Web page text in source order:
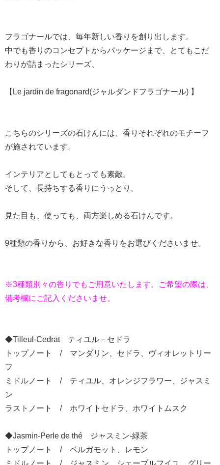
フラゴナールでは、毎年新しい香りを創り出します。
中でも香りのコンセプトからパッケージまで、とてもこだ
わりが詰まったシリーズ、
【Le jardin de fragonard(ジャルダンドフラゴナール) 】
こちらのシリーズの石けんには、香りそれぞれのモチーフ
が施されています。
インテリアとしてもとっても素敵。
そして、長持ちする香りにうっとり。
見た目も、使っても、両方楽しめる石けんです。
9種類の香りから、お好きな香りをお選びくださいませ。
※3種類別々の香りでもご用意いたします。ご希望の際は、
備考欄にご記入くださいませ。
◆Tilleul-Cedrat ティユル－セドラ
トップノート / マンダリン、セドラ、ヴィオレットリー
フ
ミドルノート / ティユル、オレンジフラワー、ジャスミ
ン
ラストノート / ホワイトセドラ、ホワイトムスク
◆Jasmin-Perle de thé ジャスミン-緑茶
トップノート / ベルガモット、レモン
ミドルノート / ジャスミン、シェーブルフイユ、グリー